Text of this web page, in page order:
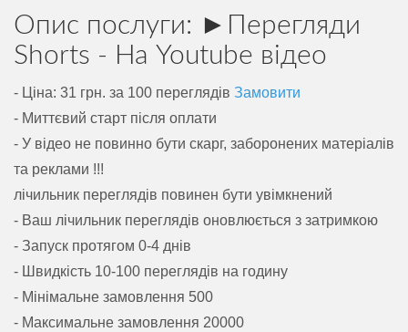
Опис послуги: ►Перегляди
Shorts - На Youtube відео
- Ціна: 31 грн. за 100 переглядів Замовити
- Миттєвий старт після оплати
- У відео не повинно бути скарг, заборонених матеріалів
та реклами !!!
лічильник переглядів повинен бути увімкнений
- Ваш лічильник переглядів оновлюється з затримкою
- Запуск протягом 0-4 днів
- Швидкість 10-100 переглядів на годину
- Мінімальне замовлення 500
- Максимальне замовлення 20000